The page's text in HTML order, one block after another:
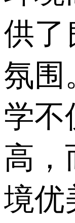
供了
氛围
学不
高，
境优